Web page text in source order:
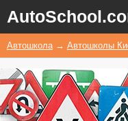
Автошкола → Автошколы